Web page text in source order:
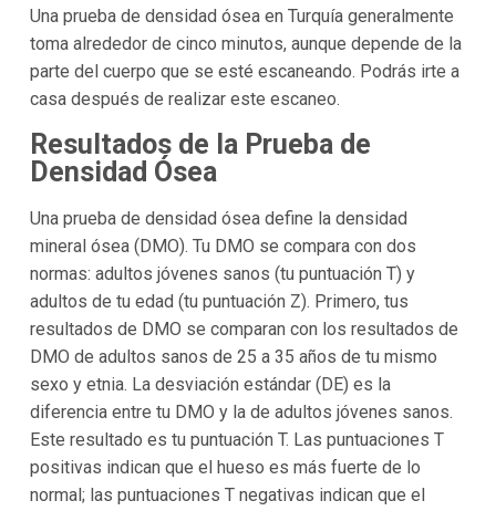
Una prueba de densidad ósea en Turquía generalmente
toma alrededor de cinco minutos, aunque depende de la
parte del cuerpo que se esté escaneando. Podrás irte a
casa después de realizar este escaneo.
Resultados de la Prueba de
Densidad Ósea
Una prueba de densidad ósea define la densidad
mineral ósea (DMO). Tu DMO se compara con dos
normas: adultos jóvenes sanos (tu puntuación T) y
adultos de tu edad (tu puntuación Z). Primero, tus
resultados de DMO se comparan con los resultados de
DMO de adultos sanos de 25 a 35 años de tu mismo
sexo y etnia. La desviación estándar (DE) es la
diferencia entre tu DMO y la de adultos jóvenes sanos.
Este resultado es tu puntuación T. Las puntuaciones T
positivas indican que el hueso es más fuerte de lo
normal; las puntuaciones T negativas indican que el